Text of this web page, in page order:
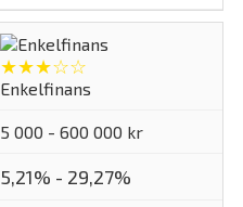
★★★☆☆
Enkelfinans
5 000 - 600 000 kr
5,21% - 29,27%